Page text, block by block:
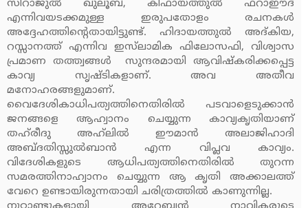
സിറാജുല്‍ ഖുലൂബ്, കിഫായത്തുല്‍ ഫറാഈദ്
എന്നിവയടക്കമുള്ള ഇരുപതോളം രചനകള്‍
അദ്ദേഹത്തിന്റെതായിട്ടുണ്ട്. ഹിദായത്തുല്‍ അദ്കിയ,
റസ്സാനത്ത് എന്നിവ ഇസ്‌ലാമിക ഫിലോസഫി, വിശ്വാസ
പ്രമാണ തത്ത്വങ്ങള്‍ സുന്ദരമായി ആവിഷ്‌കരിക്കപ്പെട്ട
കാവ്യ സൃഷ്ടികളാണ്. അവ അതീവ
മനോഹരങ്ങളുമാണ്.
വൈദേശികാധിപത്യത്തിനെതിരില്‍ പടവാളെടുക്കാന്‍
ജനങ്ങളെ ആഹ്വാനം ചെയ്യുന്ന കാവ്യകൃതിയാണ്
തഹ്‌രീദു അഹ്‌ലില്‍ ഈമാന്‍ അലാജിഹാദി
അബ്ദതിസ്സുല്‍ബാന്‍ എന്ന വിപ്ലവ കാവ്യം.
വിദേശികളുടെ ആധിപത്യത്തിനെതിരില്‍ തുറന്ന
സമരത്തിനാഹ്വാനം ചെയ്യുന്ന ആ കൃതി അക്കാലത്ത്
വേറെ ഉണ്ടായിരുന്നതായി ചരിത്രത്തില്‍ കാണുന്നില്ല.